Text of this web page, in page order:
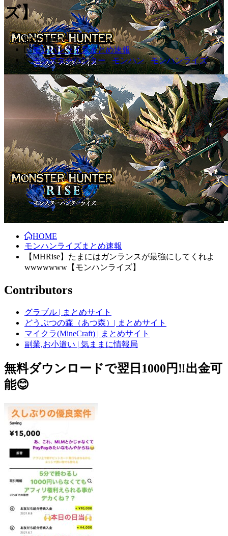
ズ】
2021.06.24
モンハンライズまとめ速報
モンスターハンター, モンハン,モンハンライズ
HOME
モンハンライズまとめ速報
【MHRise】たまにはガンランスが最強にしてくれよ
wwwwwww【モンハンライズ】
Contributors
グラブル | まとめサイト
どうぶつの森（あつ森）| まとめサイト
マイクラ(MineCraft) | まとめサイト
副業,お小遣い | 気ままに情報局
無料ダウンロードで翌日1000円‼️出金可
能😊